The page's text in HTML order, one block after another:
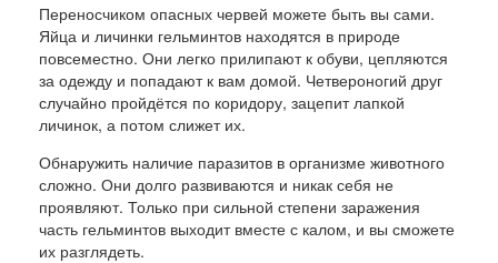
Переносчиком опасных червей можете быть вы сами.
Яйца и личинки гельминтов находятся в природе
повсеместно. Они легко прилипают к обуви, цепляются
за одежду и попадают к вам домой. Четвероногий друг
случайно пройдётся по коридору, зацепит лапкой
личинок, а потом слижет их.
Обнаружить наличие паразитов в организме животного
сложно. Они долго развиваются и никак себя не
проявляют. Только при сильной степени заражения
часть гельминтов выходит вместе с калом, и вы сможете
их разглядеть.